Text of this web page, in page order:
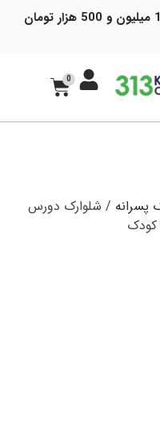
0
پسرانه / شلوارک دورس